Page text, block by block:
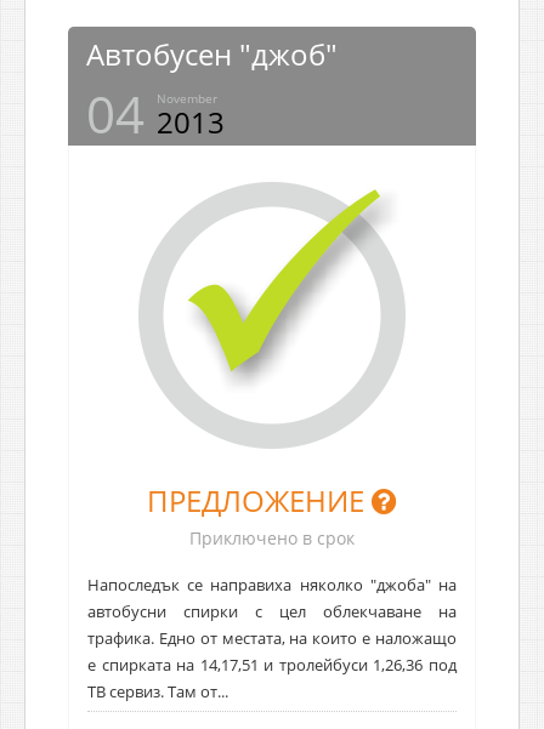
Автобусен "джоб"
04 November
2013
ПРЕДЛОЖЕНИЕ
Приключено в срок
Напоследък се направиха няколко "джоба" на
автобусни спирки с цел облекчаване на
трафика. Едно от местата, на които е наложащо
е спирката на 14,17,51 и тролейбуси 1,26,36 под
ТВ сервиз. Там от...